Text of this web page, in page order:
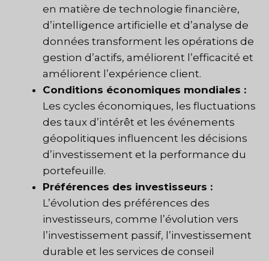
en matière de technologie financière,
d’intelligence artificielle et d’analyse de
données transforment les opérations de
gestion d’actifs, améliorent l’efficacité et
améliorent l’expérience client.
Conditions économiques mondiales :
Les cycles économiques, les fluctuations
des taux d’intérêt et les événements
géopolitiques influencent les décisions
d’investissement et la performance du
portefeuille.
Préférences des investisseurs :
L’évolution des préférences des
investisseurs, comme l’évolution vers
l’investissement passif, l’investissement
durable et les services de conseil